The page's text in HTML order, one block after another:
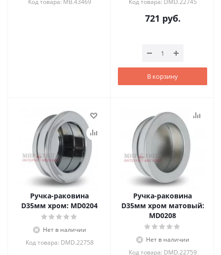
Код товара: MB.43469 Код товара: DMD.22745
721 руб.
В корзину
Ручка-раковина
D35мм хром: MD0204
Нет в наличии
Код товара: DMD.22758
Ручка-раковина
D35мм хром матовый:
MD0208
Нет в наличии
Код товара: DMD.22759